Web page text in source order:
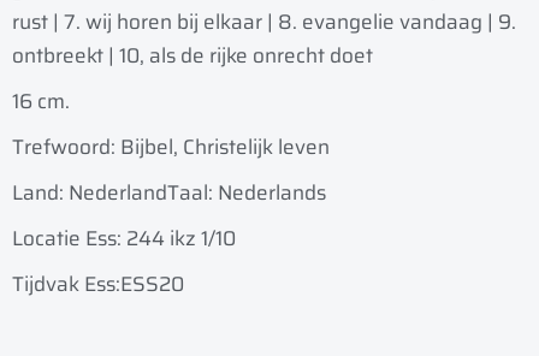
rust | 7. wij horen bij elkaar | 8. evangelie vandaag | 9.
ontbreekt | 10, als de rijke onrecht doet
16 cm.
Trefwoord: Bijbel, Christelijk leven
Land: NederlandTaal: Nederlands
Locatie Ess: 244 ikz 1/10
Tijdvak Ess:ESS20